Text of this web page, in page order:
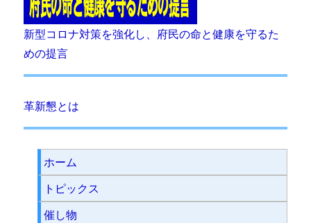
新型コロナ対策を強化し、府民の命と健康を守るた
めの提言
革新懇とは
ホーム
トピックス
催し物